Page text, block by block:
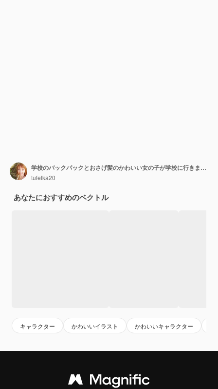
学校のバックパックとおさげ髪のかわいい女の子が学校に行きます。学校に戻る。
tufelka20
あなたにおすすめのベクトル
キャラクター かわいいイラスト かわいいキャラクター